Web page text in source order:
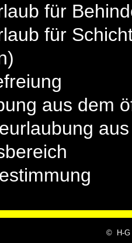
für
für
aus dem
© H-G